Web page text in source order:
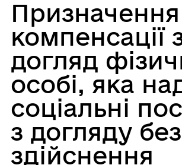
Призначення
компенсації
догляд
особі, яка
соціальні
з догляду без
здійснення